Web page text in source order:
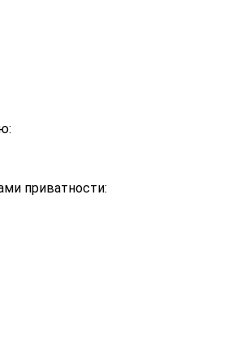
приватности: